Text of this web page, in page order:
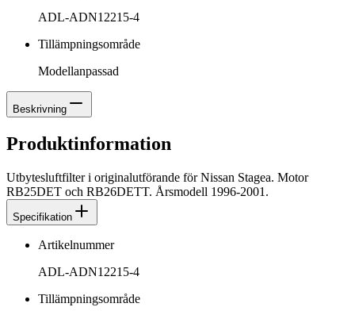
ADL-ADN12215-4
Tillämpningsområde
Modellanpassad
Beskrivning
Produktinformation
Utbytesluftfilter i originalutförande för Nissan Stagea. Motor
RB25DET och RB26DETT. Årsmodell 1996-2001.
Specifikation
Artikelnummer
ADL-ADN12215-4
Tillämpningsområde